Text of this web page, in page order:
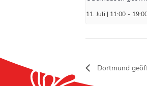
11. Juli | 11:00 -
Dortmund